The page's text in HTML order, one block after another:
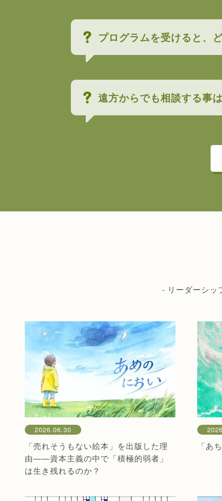
プログラムを受けると、
遠方からでも相談する事
- リーダーシッ
2026.06.30
「売れそうもない絵本」を出版した理
由——資本主義の中で「積極的弱者」
は生き残れるのか？
「あ